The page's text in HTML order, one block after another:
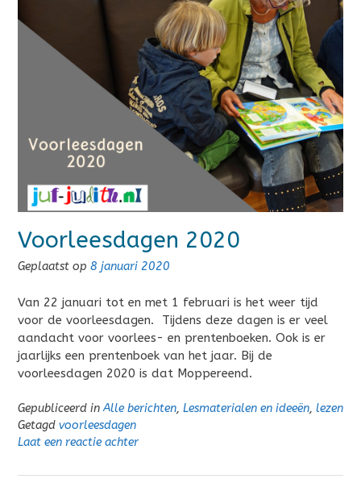
Voorleesdagen 2020
Geplaatst op 8 januari 2020
Van 22 januari tot en met 1 februari is het weer tijd
voor de voorleesdagen. Tijdens deze dagen is er veel
aandacht voor voorlees- en prentenboeken. Ook is er
jaarlijks een prentenboek van het jaar. Bij de
voorleesdagen 2020 is dat Moppereend.
Gepubliceerd inAlle berichten, Lesmaterialen en ideeën, lezen
Getagd voorleesdagen
Laat een reactie achter